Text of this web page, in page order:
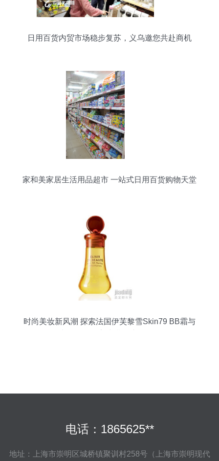
日用百货内贸市场稳步复苏，义乌邀您共赴商机
家和美家居生活用品超市 一站式日用百货购物天堂
时尚美妆新风潮 探索法国伊芙黎雪Skin79 BB霜与
电话：1865625**
地址：上海市崇明区城桥镇聚训村258号（上海市崇明现代